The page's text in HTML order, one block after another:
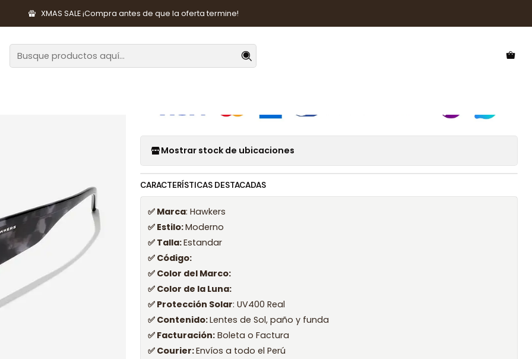
XMAS SALE ¡Compra antes de que la oferta termine!
de Moda Lentes y Accesorios Lentes de Sol Lentes de Sol Hawkers Feroe HFRO25BBT0
Lentes de Sol Hawkers Feroe HFRO25BBT0
Mostrar stock de ubicaciones
CARACTERÍSTICAS DESTACADAS
✅ Marca: Hawkers
✅ Estilo:Moderno
✅ Talla:Estandar
✅ Código:
✅ Color del Marco:
✅ Color de la Luna:
✅ Protección Solar: UV400 Real
✅ Contenido:Lentes de Sol, paño y funda
✅ Facturación: Boleta o Factura
✅ Courier:Envíos a todo el Perú